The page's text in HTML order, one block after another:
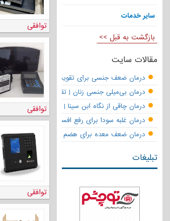
سایر خدمات
بازگشت به قبل >>
مقالات سایت
درمان ضعف جنسی برای تقویت قوای مردانه | تقویت
درمان بی‌میلی جنسی زنان | تقویت قوای جنسی و
درمان چاقی از نگاه ابن سینا | نسخه حکما برای
درمان غلبه سودا برای رفع افسردگی
درمان ضعف معده برای هضم قوی
تبلیغات
توافقی
توافقی
توافقی